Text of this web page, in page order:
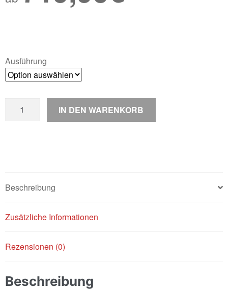
Ausführung
WR
Menge
IN DEN WARENKORB
Beschreibung
Zusätzliche Informationen
Rezensionen (0)
Beschreibung